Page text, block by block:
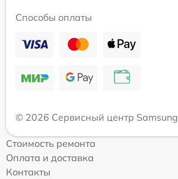
Способы оплаты
© 2026 Сервисный центр Samsung
Стоимость ремонта
Оплата и доставка
Контакты